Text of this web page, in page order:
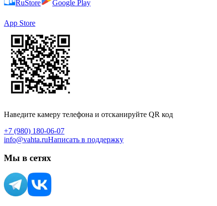
RuStore Google Play
App Store
Наведите камеру телефона и отсканируйте QR код
+7 (980) 180-06-07
info@vahta.ruНаписать в поддержку
Мы в сетях